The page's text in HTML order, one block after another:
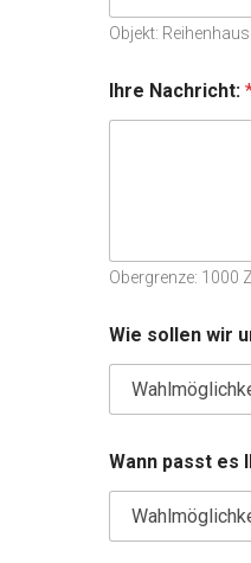
Objekt:
Ihre Nachricht:
Obergrenze: 1000
Wie sollen wir
Wann passt es